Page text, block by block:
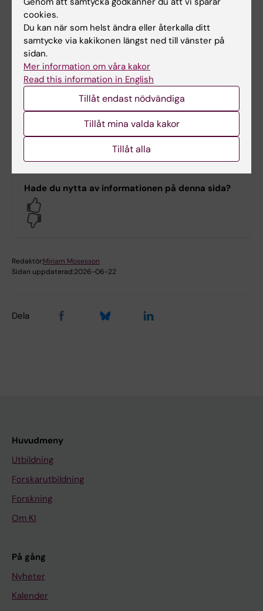
Centrum för hälsokriser
Kunskapscentrum inom global
katastrofmedicin
Försvarsrelaterad medicin
HumanLabochExtremeLab
Tillsammans skapar dessa en stark och
flexibel kunskapsmiljö som kan utvecklas över
tid och anpassas till nya behov.
Hade du nytta av informationen på denna sida?
Redaktör:Miriam Mosesson
Sidan uppdaterad:2026-06-22
Dela
Huvudmeny
Utbildning
Forskarutbildning
Forskning
Om KI
På gång
Nyheter
Kalender
cookies.
Du kan när som helst ändra eller återkalla ditt
samtycke via kakikonen längst ned till vänster på
sidan.
Mer information om våra kakor
Read this information in English
Tillåt endast nödvändiga
Tillåt mina valda kakor
Tillåt alla